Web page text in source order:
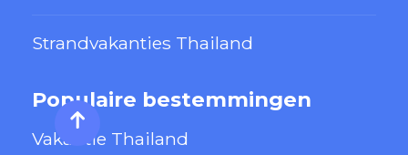
Strandvakanties Thailand
Populaire bestemmingen
Vakantie Thailand